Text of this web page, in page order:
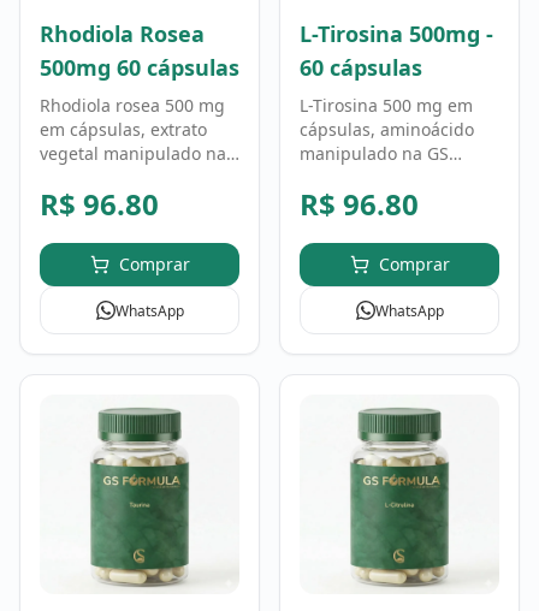
Rhodiola Rosea
500mg 60 cápsulas
Rhodiola rosea 500 mg
em cápsulas, extrato
vegetal manipulado na
personalizada, uso
profissional.
R$ 96.80
Comprar
WhatsApp
L-Tirosina 500mg -
60 cápsulas
L-Tirosina 500 mg em
cápsulas, aminoácido
manipulado na GS
personalizada. Uso
profissional.
R$ 96.80
Comprar
WhatsApp